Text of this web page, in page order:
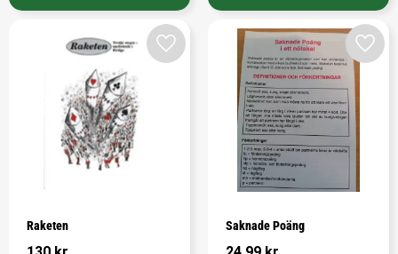
Raketen
Add to favorites
Saknade Poäng
Add